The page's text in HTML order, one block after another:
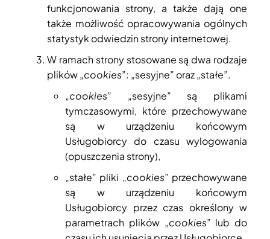
funkcjonowania strony, a także dają one
także możliwość opracowywania ogólnych
statystyk odwiedzin strony internetowej.
W ramach strony stosowane są dwa rodzaje
plików „cookies”: „sesyjne” oraz „stałe”.
„cookies” „sesyjne” są plikami
tymczasowymi, które przechowywane
są w urządzeniu końcowym
Usługobiorcy do czasu wylogowania
(opuszczenia strony),
„stałe” pliki „cookies” przechowywane
są w urządzeniu końcowym
Usługobiorcy przez czas określony w
parametrach plików „cookies” lub do